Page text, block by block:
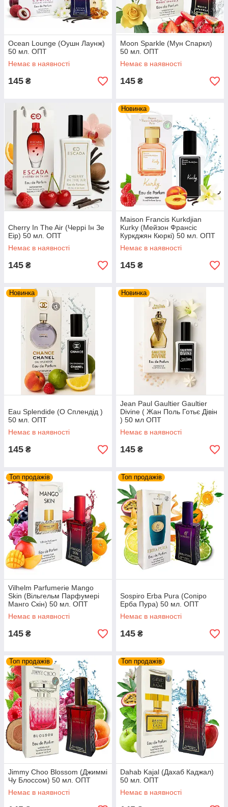
Ocean Lounge (Оушн Лаyнж)
50 мл. ОПТ
Немає в наявності
145 ₴
Moon Sparkle (Мун Спаркл)
50 мл. ОПТ
Немає в наявності
145 ₴
Cherry In The Air (Черрі Ін Зе
Еір) 50 мл. ОПТ
Немає в наявності
145 ₴
Новинка
Maison Francis Kurkdjian
Kurky (Мейзон Франсіс
Куркджян Кюркі) 50 мл. ОПТ
Немає в наявності
145 ₴
Новинка
Eau Splendide (О Сплендід )
50 мл. ОПТ
Немає в наявності
145 ₴
Новинка
Jean Paul Gaultier Gaultier
Divine ( Жан Поль Готьє Дівін
) 50 мл ОПТ
Немає в наявності
145 ₴
Топ продажів
Vilhelm Parfumerie Mango
Skin (Вільгельм Парфумері
Манго Скін) 50 мл. ОПТ
Немає в наявності
145 ₴
Топ продажів
Sospiro Erba Pura (Сопіро
Ерба Пура) 50 мл. ОПТ
Немає в наявності
145 ₴
Топ продажів
Jimmy Choo Blossom (Джиммі
Чу Блоссом) 50 мл. ОПТ
Немає в наявності
Топ продажів
Dahab Kajal (Дахаб Каджал)
50 мл. ОПТ
Немає в наявності